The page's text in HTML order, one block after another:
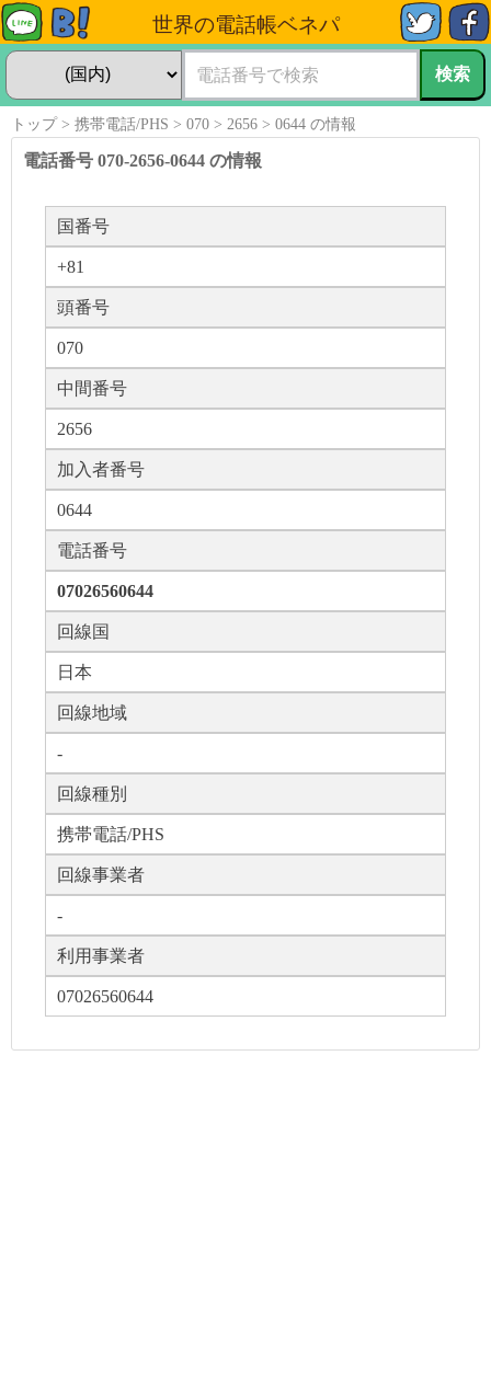
世界の電話帳ベネパ
トップ 携帯電話/PHS 070 2656 0644 の情報
電話番号 070-2656-0644 の情報
国番号
+81
頭番号
070
中間番号
2656
加入者番号
0644
電話番号
07026560644
回線国
日本
回線地域
-
回線種別
携帯電話/PHS
回線事業者
-
利用事業者
07026560644